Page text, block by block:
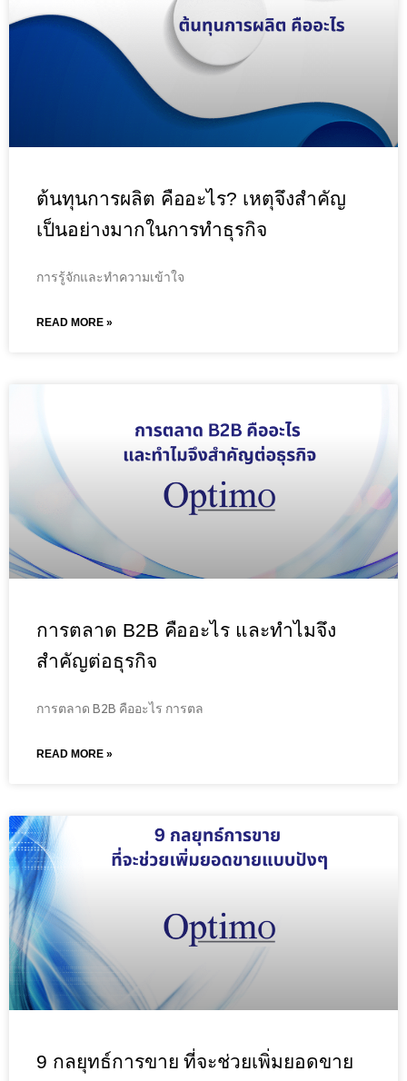
ต้นทุนการผลิต คืออะไร? เหตุจึงสำคัญ
เป็นอย่างมากในการทำธุรกิจ
การรู้จักและทำความเข้าใจ
READ MORE »
การตลาด B2B คืออะไร และทำไมจึง
สำคัญต่อธุรกิจ
การตลาด B2B คืออะไร การตล
READ MORE »
9 กลยุทธ์การขาย ที่จะช่วยเพิ่มยอดขาย